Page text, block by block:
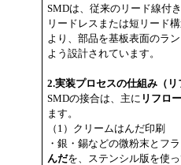
SMDは、従来のリード線付
リードレスまたは短リード
より、部品を基板表面のラ
よう設計されています。
2.実装プロセスの仕組み（リ
SMDの接合は、主に リフロ
ます。
（1）クリームはんだ印刷
・銀・錫などの微粉末とフ
んだを、ステンシル版を使